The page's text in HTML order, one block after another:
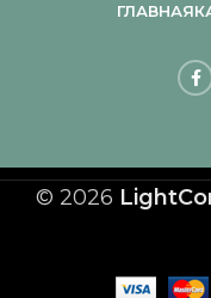
ГЛАВНАЯ
© 2026